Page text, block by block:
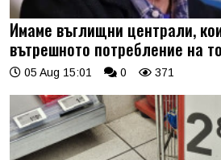
Имаме въглищни централи,
вътрешното потребление на
05 Aug 15:01 0 371